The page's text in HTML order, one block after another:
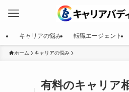
キャリアの悩み 転職エージェント
ホーム キャリアの悩み
有料のキャリア